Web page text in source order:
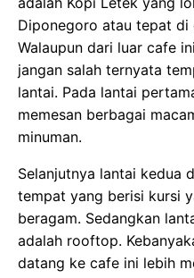
Diponegoro atau tepat di
Walaupun dari luar cafe
jangan salah ternyata
lantai. Pada lantai
memesan berbagai
minuman.
Selanjutnya lantai kedua
tempat yang berisi kursi
beragam. Sedangkan
adalah rooftop.
datang ke cafe ini lebih